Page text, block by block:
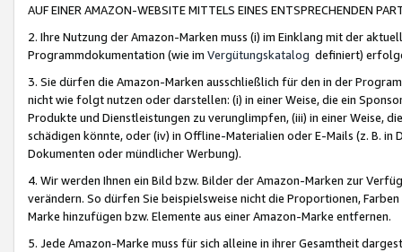
AUF EINER AMAZON-WEBSITE MITTELS EINES ENTSPRECHENDEN
2. Ihre Nutzung der Amazon-Marken muss (i) im Einklang mit der
Programmdokumentation (wie im Vergütungskatalog definiert)
3. Sie dürfen die Amazon-Marken ausschließlich für den in der
nicht wie folgt nutzen oder darstellen: (i) in einer Weise, die ein
Produkte und Dienstleistungen zu verunglimpfen, (iii) in einer Weise,
schädigen könnte, oder (iv) in Offline-Materialien oder E-Mails (z. B. in
Dokumenten oder mündlicher Werbung).
4. Wir werden Ihnen ein Bild bzw. Bilder der Amazon-Marken zur
verändern. So dürfen Sie beispielsweise nicht die Proportionen,
Marke hinzufügen bzw. Elemente aus einer Amazon-Marke entfernen.
5. Jede Amazon-Marke muss für sich alleine in ihrer Gesamtheit